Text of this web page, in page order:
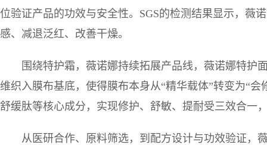
位验证产品的功效与安全性。SGS的检测结果显示，薇
感、减退泛红、改善干燥。
围绕特护霜，薇诺娜持续拓展产品线，薇诺娜特护
维织入膜布基底，使得膜布本身从“精华载体”转变为“
舒缓肽等核心成分，实现修护、舒敏、提耐受三效合一
从医研合作、原料筛选，到配方设计与功效验证，